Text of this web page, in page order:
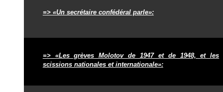
=> «Un secrétaire confédéral parle»:
=> «Les grèves Molotov de 1947 et de 1948, et les
scissions nationales et internationale»: